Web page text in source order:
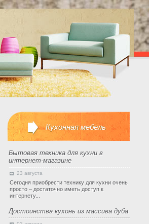
Кухонная мебель
Бытовая техника для кухни в
интернет-магазине
23 августа
Сегодня приобрести технику для кухни очень
просто – достаточно иметь доступ к
интернету...
Достоинства кухонь из массива дуба